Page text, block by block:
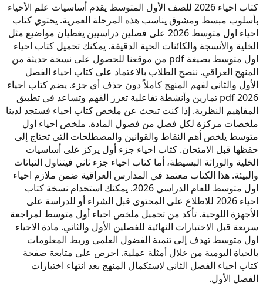
كتاب احياء 2026 للصف الأول المتوسط يقدم أساسيات علم الأحياء
بأسلوب مبسط ومشوق يناسب هذه المرحلة العمرية. يحتوي كتاب
احياء اول متوسط 2026 على فصلين دراسيين يغطيان مواضيع مثل
الخلية والأنسجة والكائنات الحية الدقيقة. يمكنك تحميل كتاب احياء
اول متوسط بصيغة pdf من موقعنا للحصول على نسخة حديثة من
المنهج العراقي. ننصح الطلاب بالاعتماد على كتاب احياء الفصل
الأول والثاني لفهم المنهج كاملاً دون حذف أي جزء. يضم كتاب احياء
2026 pdf تمارين وأنشطة تفاعلية تعزز الفهم وتساعد في تطبيق
المفاهيم النظرية. إذا كنت تبحث عن ملخص كتاب احياء فستجد لدينا
ملخصات مركزة لكل فصل من فصول المادة. ملخص احياء اول
متوسط يلخص أهم النقاط والقوانين والمصطلحات التي تحتاج إلى
حفظها قبل الامتحان. كتاب احياء جزء أول يركز على أساسيات
الخلية والوراثة البسيطة، أما كتاب احياء جزء ثاني فيتناول النباتات
والبيئة. هذا الكتاب معتمد في المدارس العراقية ضمن ملازم احياء
اول متوسط للعام الدراسي 2026. يمكنك استخدام نسخة كتاب
احياء 2026 للاطلاع على المحتوى قبل الشراء أو للدراسة على
الأجهزة اللوحية. تأكد من تحميل ملخص احياء أول متوسط لمراجعة
سريعة قبل الاختبارات النهائية للفصلين الأول والثاني. مادة الاحياء
اول متوسط تهدف إلى تنمية الفضول العلمي وربط المعلومات
بالحياة اليومية من خلال أمثلة عملية. احرص على متابعة صفحة
كتاب احياء الفصل الثاني لاستكمال المنهج بعد انتهاء اختبارات
الفصل الأول.